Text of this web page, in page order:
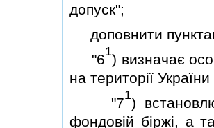
допуск";
доповнити
"61) визначає
на територiї
"71)
фондовiй бiржi, а